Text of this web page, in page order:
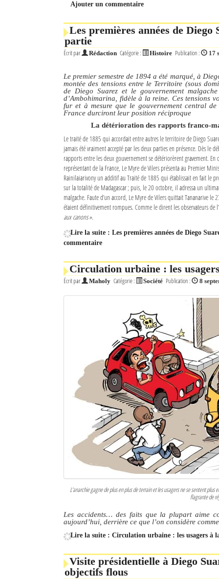
Ajouter un commentaire
Les premières années de Diego
partie
Écrit par Rédaction Catégorie : Histoire Publication : 17
Le premier semestre de 1894 a été marqué, à
montée des tensions entre le Territoire (sous
de Diego Suarez et le gouvernement
d’Ambohimarina, fidèle à la reine. Ces tensions
fur et à mesure que le gouvernement central
France durciront leur position réciproque
La détérioration des rapports franco-
Le traité de 1885 qui accordait entre autres le territoire de Diego
jamais été vraiment accepté par les deux parties en présence. Dès le
rapports entre les deux gouvernement se détériorèrent gravement.
représentant de la France, Le Myre de Vilers présenta au Premier
Rainilaiarivony un additif au Traité de 1885 qui établissait en fait le
sur la totalité de Madagascar ; puis, le 20 octobre, il adressa un
malgache. Faute d’un accord, Le Myre de Vilers quittait Tananarive le
étaient définitivement rompues. Comme le dirent les observateurs de
aux canons ».
Lire la suite : Les premières années de Diego
commentaire
Circulation urbaine : les
Écrit par Maholy Catégorie : Société Publication : 8
L’anarchie gagne de plus en plus de terrain et les usagers ne se sentent
flagrante de
Les accidents… des faits que la plupart aime
aujourd’hui, derrière ce que l’on considère
Lire la suite : Circulation urbaine : les usagers à
Visite présidentielle à Diego
objectifs flous